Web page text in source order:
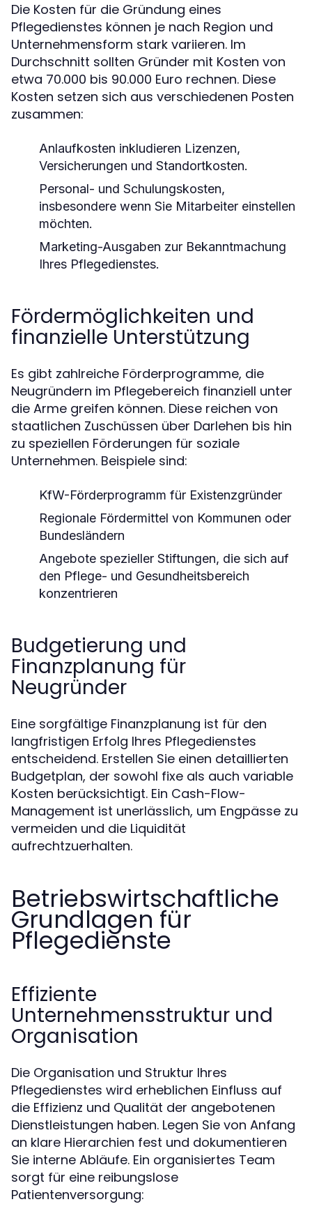
Die Kosten für die Gründung eines
Pflegedienstes können je nach Region und
Unternehmensform stark variieren. Im
Durchschnitt sollten Gründer mit Kosten von
etwa 70.000 bis 90.000 Euro rechnen. Diese
Kosten setzen sich aus verschiedenen Posten
zusammen:
Anlaufkosten inkludieren Lizenzen,
Versicherungen und Standortkosten.
Personal- und Schulungskosten,
insbesondere wenn Sie Mitarbeiter einstellen
möchten.
Marketing-Ausgaben zur Bekanntmachung
Ihres Pflegedienstes.
Fördermöglichkeiten und
finanzielle Unterstützung
Es gibt zahlreiche Förderprogramme, die
Neugründern im Pflegebereich finanziell unter
die Arme greifen können. Diese reichen von
staatlichen Zuschüssen über Darlehen bis hin
zu speziellen Förderungen für soziale
Unternehmen. Beispiele sind:
KfW-Förderprogramm für Existenzgründer
Regionale Fördermittel von Kommunen oder
Bundesländern
Angebote spezieller Stiftungen, die sich auf
den Pflege- und Gesundheitsbereich
konzentrieren
Budgetierung und
Finanzplanung für
Neugründer
Eine sorgfältige Finanzplanung ist für den
langfristigen Erfolg Ihres Pflegedienstes
entscheidend. Erstellen Sie einen detaillierten
Budgetplan, der sowohl fixe als auch variable
Kosten berücksichtigt. Ein Cash-Flow-
Management ist unerlässlich, um Engpässe zu
vermeiden und die Liquidität
aufrechtzuerhalten.
Betriebswirtschaftliche
Grundlagen für
Pflegedienste
Effiziente
Unternehmensstruktur und
Organisation
Die Organisation und Struktur Ihres
Pflegedienstes wird erheblichen Einfluss auf
die Effizienz und Qualität der angebotenen
Dienstleistungen haben. Legen Sie von Anfang
an klare Hierarchien fest und dokumentieren
Sie interne Abläufe. Ein organisiertes Team
sorgt für eine reibungslose
Patientenversorgung: